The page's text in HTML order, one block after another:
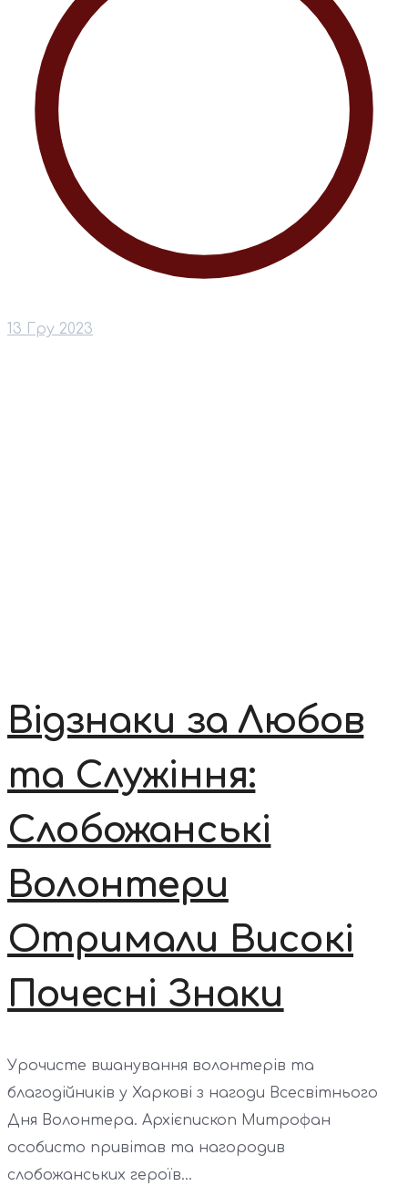
13 Гру 2023
Відзнаки за Любов
та Служіння:
Слобожанські
Волонтери
Отримали Високі
Почесні Знаки
Урочисте вшанування волонтерів та
благодійників у Харкові з нагоди Всесвітнього
Дня Волонтера. Архієпископ Митрофан
особисто привітав та нагородив
слобожанських героїв...